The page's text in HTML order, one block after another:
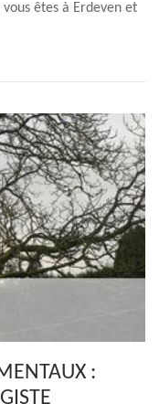
êtes à Erdeven et
: